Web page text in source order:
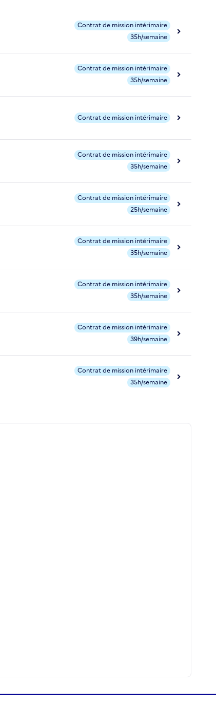
Contrat de mission intérimaire
35h/semaine
Contrat de mission intérimaire
35h/semaine
Contrat de mission intérimaire
Contrat de mission intérimaire
35h/semaine
Contrat de mission intérimaire
25h/semaine
Contrat de mission intérimaire
35h/semaine
Contrat de mission intérimaire
35h/semaine
Contrat de mission intérimaire
39h/semaine
Contrat de mission intérimaire
35h/semaine